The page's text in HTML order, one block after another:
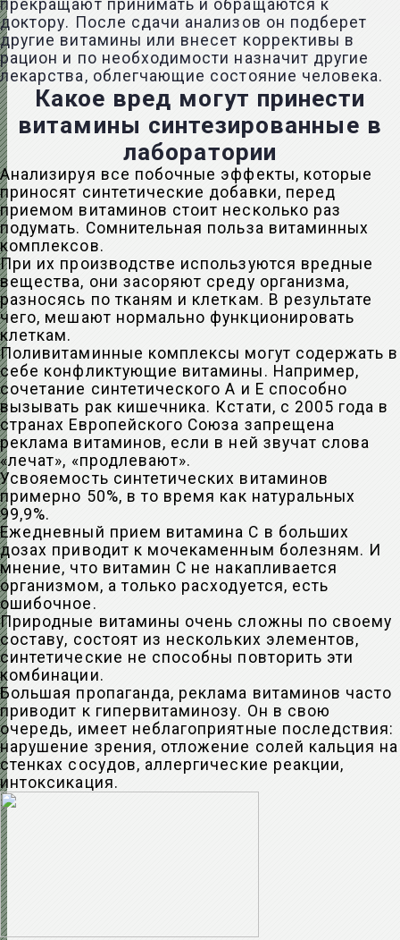
прекращают принимать и обращаются к
доктору. После сдачи анализов он подберет
другие витамины или внесет коррективы в
рацион и по необходимости назначит другие
лекарства, облегчающие состояние человека.
Какое вред могут принести
витамины синтезированные в
лаборатории
Анализируя все побочные эффекты, которые
приносят синтетические добавки, перед
приемом витаминов стоит несколько раз
подумать. Сомнительная польза витаминных
комплексов.
При их производстве используются вредные
вещества, они засоряют среду организма,
разносясь по тканям и клеткам. В результате
чего, мешают нормально функционировать
клеткам.
Поливитаминные комплексы могут содержать в
себе конфликтующие витамины. Например,
сочетание синтетического А и Е способно
вызывать рак кишечника. Кстати, с 2005 года в
странах Европейского Союза запрещена
реклама витаминов, если в ней звучат слова
«лечат», «продлевают».
Усвояемость синтетических витаминов
примерно 50%, в то время как натуральных
99,9%.
Ежедневный прием витамина С в больших
дозах приводит к мочекаменным болезням. И
мнение, что витамин С не накапливается
организмом, а только расходуется, есть
ошибочное.
Природные витамины очень сложны по своему
составу, состоят из нескольких элементов,
синтетические не способны повторить эти
комбинации.
Большая пропаганда, реклама витаминов часто
приводит к гипервитаминозу. Он в свою
очередь, имеет неблагоприятные последствия:
нарушение зрения, отложение солей кальция на
стенках сосудов, аллергические реакции,
интоксикация.